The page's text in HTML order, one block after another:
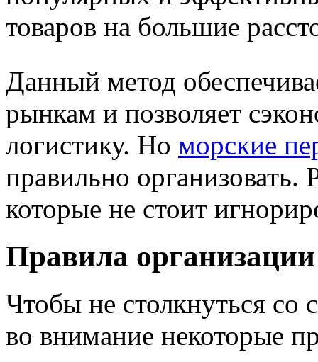
товаров на большие
Данный метод
рынкам и позволяет
логистику. Но морские
правильно
которые не стоит
Правила
Чтобы не столкнуться
во внимание некоторые